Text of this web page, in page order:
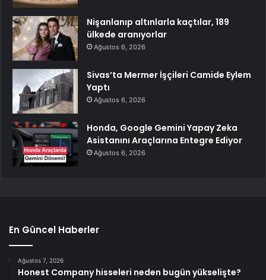
Nişanlanıp altınlarla kaçtılar, 189
ülkede aranıyorlar
Ağustos 6, 2026
Sivas’ta Mermer İşçileri Camide Eylem
Yaptı
Ağustos 6, 2026
Honda, Google Gemini Yapay Zeka
Asistanını Araçlarına Entegre Ediyor
Ağustos 6, 2026
En Güncel Haberler
Ağustos 7, 2026
Honest Company hisseleri neden bugün yükselişte?